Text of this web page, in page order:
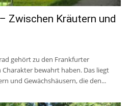
Zwischen Kräutern und
gehört zu den Frankfurter
bewahrt haben. Das liegt
und Gewächshäusern, die den...